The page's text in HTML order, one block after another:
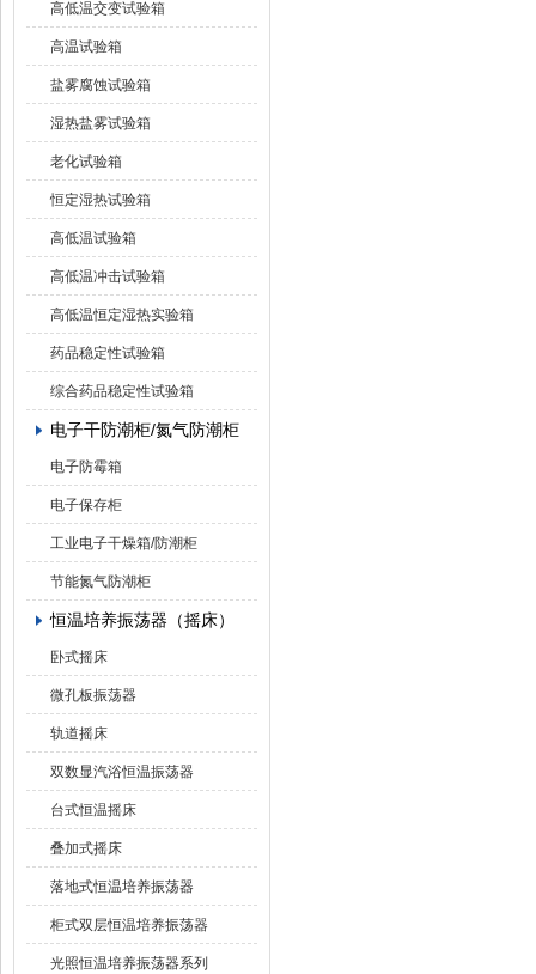
高低温交变试验箱
高温试验箱
盐雾腐蚀试验箱
湿热盐雾试验箱
老化试验箱
恒定湿热试验箱
高低温试验箱
高低温冲击试验箱
高低温恒定湿热实验箱
药品稳定性试验箱
综合药品稳定性试验箱
电子干防潮柜/氮气防潮柜
电子防霉箱
电子保存柜
工业电子干燥箱/防潮柜
节能氮气防潮柜
恒温培养振荡器（摇床）
卧式摇床
微孔板振荡器
轨道摇床
双数显汽浴恒温振荡器
台式恒温摇床
叠加式摇床
落地式恒温培养振荡器
柜式双层恒温培养振荡器
光照恒温培养振荡器系列